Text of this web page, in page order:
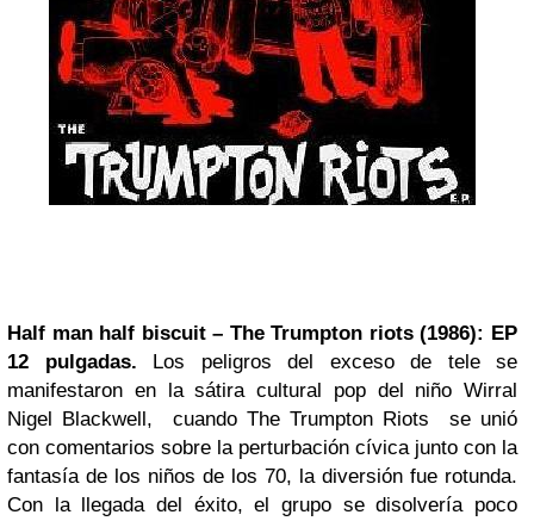
Half man half biscuit – The Trumpton riots (1986): EP
12 pulgadas.
Los peligros del exceso de tele se
manifestaron en la sátira cultural pop del niño Wirral
Nigel Blackwell, cuando The Trumpton Riots se unió
con comentarios sobre la perturbación cívica junto con la
fantasía de los niños de los 70, la diversión fue rotunda.
Con la llegada del éxito, el grupo se disolvería poco